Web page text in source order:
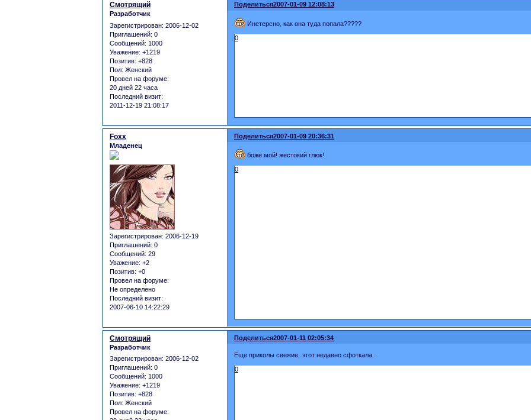
Поделиться2007-01-09 12:08:13
Смотрящий
Разработчик
Зарегистрирован: 2006-12-02
Приглашений: 0
Сообщений: 1000
Уважение: +1219
Позитив: +828
Пол: Женский
Провел на форуме:
20 дней 22 часа
Последний визит:
2011-12-19 21:08:17
Инетерсно, как она туда попала?????
0
Поделиться2007-01-09 20:36:31
Foxx
Младенец
Зарегистрирован: 2006-12-19
Приглашений: 0
Сообщений: 29
Уважение: +2
Позитив: +0
Провел на форуме:
Не определено
Последний визит:
2007-06-10 14:22:29
боже мой! жестокий глюк!
0
Поделиться2007-01-11 02:05:34
Смотрящий
Разработчик
Зарегистрирован: 2006-12-02
Приглашений: 0
Сообщений: 1000
Уважение: +1219
Позитив: +828
Пол: Женский
Провел на форуме:
Еще приколы свежие, этот недавно сфоткала...
0